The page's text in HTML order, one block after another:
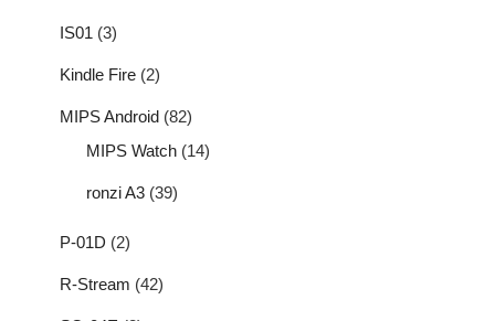
IS01 (3)
Kindle Fire (2)
MIPS Android (82)
MIPS Watch (14)
ronzi A3 (39)
P-01D (2)
R-Stream (42)